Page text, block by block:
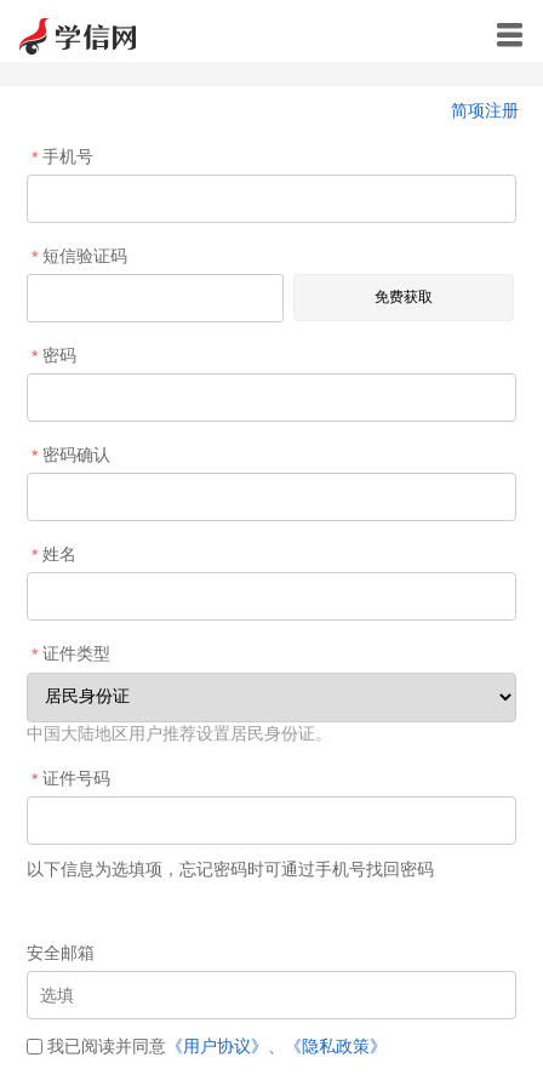

简项注册
* 手机号
* 短信验证码
* 密码
* 密码确认
* 姓名
* 证件类型
中国大陆地区用户推荐设置居民身份证。
* 证件号码
以下信息为选填项，忘记密码时可通过手机号找回密码
安全邮箱
我已阅读并同意 《用户协议》 《隐私政策》